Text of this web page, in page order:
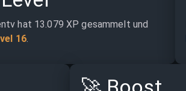
hat 13.079 XP gesammelt und
16.